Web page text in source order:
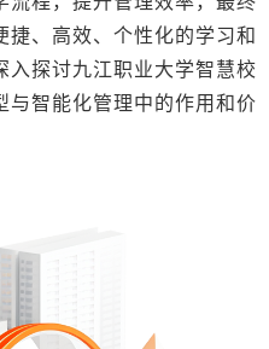
捷、高效、个性化的学习和
探讨九江职业大学智慧校
与智能化管理中的作用和价